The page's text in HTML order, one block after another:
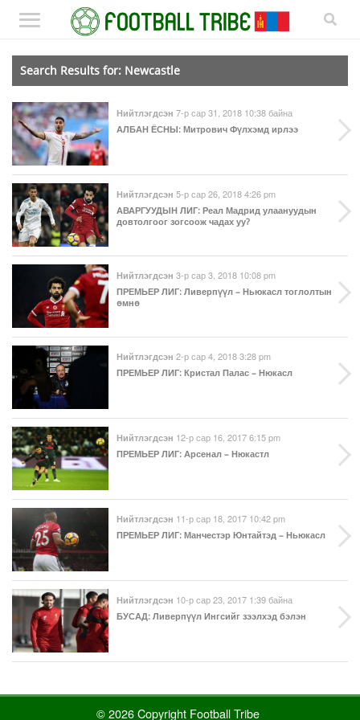
Search Results for: Newcastle
Нийтлэгдсэн 7-р сар 31, 2018 10:38 байна
АЛБАН ЁСНЫ: Митрович Фүлхэмд ирлээ
Нийтлэгдсэн 5-р сар 26, 2018 4:26 pm
АВАРГУУДЫН ЛИГ: Реал Мадрид улаануудын
довтолгоог зогсоож чадах уу?
Нийтлэгдсэн 3-р сар 3, 2018 10:08 pm
ПРЕМЬЕР ЛИГ: Ливерпүүл – Ньюкасл тоглолтын
өмнө
Нийтлэгдсэн 2-р сар 4, 2018 3:28 pm
ПРЕМЬЕР ЛИГ: Кристал Палас – Нюкасл
Нийтлэгдсэн 12-р сар 16, 2017 6:15 pm
ПРЕМЬЕР ЛИГ: Арсенал – Нюкастл
Нийтлэгдсэн 11-р сар 18, 2017 10:42 pm
ПРЕМЬЕР ЛИГ: Манчестэр Юнтайтэд – Ньюкасл
Нийтлэгдсэн 10-р сар 23, 2017 1:39 байна
БУСАД: Ливерпүүл Ингсийг зээлхэд бэлэн
© 2026 Copyright Football Tribe